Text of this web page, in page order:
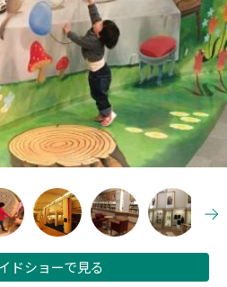
ドショーで見る